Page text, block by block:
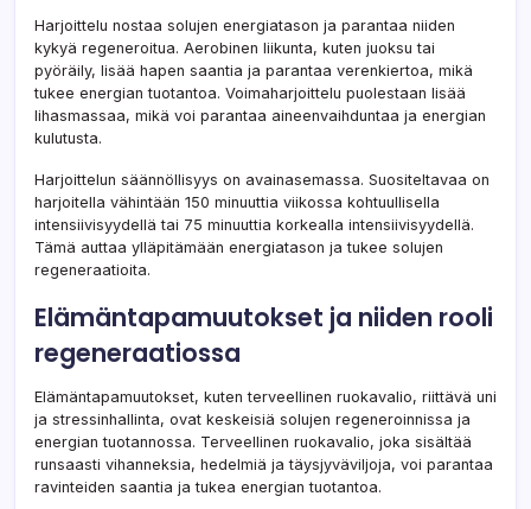
Harjoittelu nostaa solujen energiatason ja parantaa niiden
kykyä regeneroitua. Aerobinen liikunta, kuten juoksu tai
pyöräily, lisää hapen saantia ja parantaa verenkiertoa, mikä
tukee energian tuotantoa. Voimaharjoittelu puolestaan lisää
lihasmassaa, mikä voi parantaa aineenvaihduntaa ja energian
kulutusta.
Harjoittelun säännöllisyys on avainasemassa. Suositeltavaa on
harjoitella vähintään 150 minuuttia viikossa kohtuullisella
intensiivisyydellä tai 75 minuuttia korkealla intensiivisyydellä.
Tämä auttaa ylläpitämään energiatason ja tukee solujen
regeneraatioita.
Elämäntapamuutokset ja niiden rooli
regeneraatiossa
Elämäntapamuutokset, kuten terveellinen ruokavalio, riittävä uni
ja stressinhallinta, ovat keskeisiä solujen regeneroinnissa ja
energian tuotannossa. Terveellinen ruokavalio, joka sisältää
runsaasti vihanneksia, hedelmiä ja täysjyväviljoja, voi parantaa
ravinteiden saantia ja tukea energian tuotantoa.